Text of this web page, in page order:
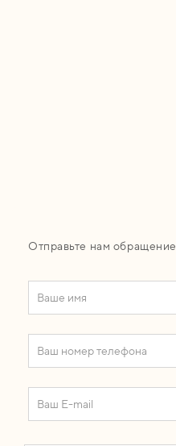
Отправьте нам обращение